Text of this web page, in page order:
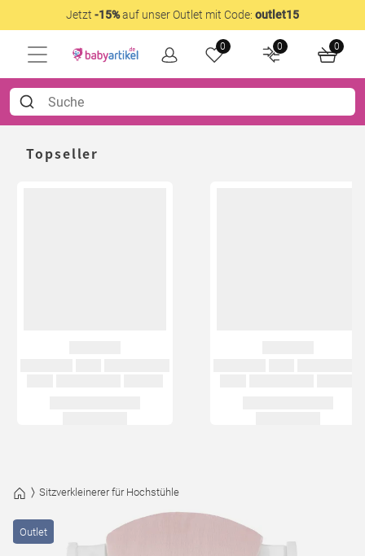
Jetzt -15%auf unser Outlet mit Code: outlet15
0 0 0
Topseller
Sitzverkleinerer für Hochstühle
Outlet